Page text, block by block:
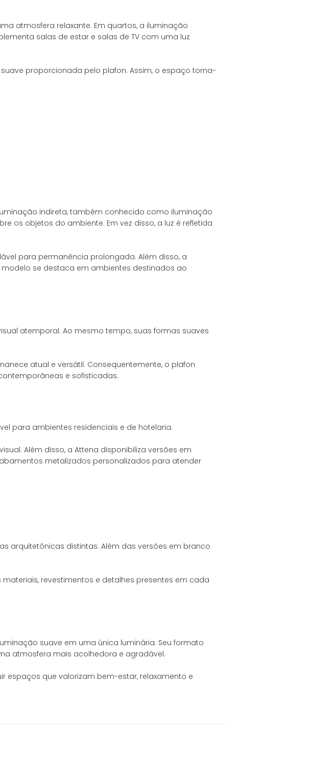
atmosfera relaxante. Em quartos, a iluminação
salas de estar e salas de TV com uma luz
proporcionada pelo plafon. Assim, o espaço torna-
indireta, também conhecido como iluminação
os objetos do ambiente. Em vez disso, a luz é refletida
para permanência prolongada. Além disso, a
se destaca em ambientes destinados ao
atemporal. Ao mesmo tempo, suas formas suaves
atual e versátil. Consequentemente, o plafon
para ambientes residenciais e de hotelaria.
Além disso, a Attena disponibiliza versões em
metalizados personalizados para atender
arquitetônicas distintas. Além das versões em branco
revestimentos e detalhes presentes em cada
suave em uma única luminária. Seu formato
atmosfera mais acolhedora e agradável.
espaços que valorizam bem-estar, relaxamento e